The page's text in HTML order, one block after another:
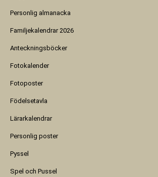
Personlig almanacka
Familjekalendrar 2026
Anteckningsböcker
Fotokalender
Fotoposter
Födelsetavla
Lärarkalendrar
Personlig poster
Pyssel
Spel och Pussel